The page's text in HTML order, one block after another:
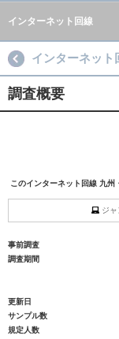
インターネット回線
インターネット
調査概要
このインターネット回線 九州
ジ
事前調査
調査期間
更新日
サンプル数
規定人数